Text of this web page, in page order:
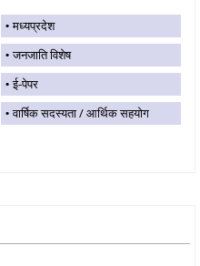
मध्यप्रदेश
जनजाति विशेष
ई-पेपर
वार्षिक सदस्यता / आर्थिक सहयोग